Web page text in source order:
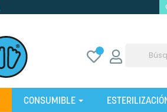
CONSUMIBLE